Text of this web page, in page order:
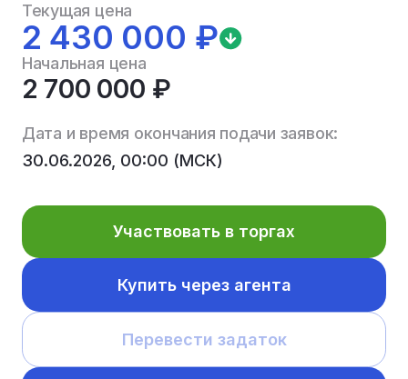
Текущая цена
2 430 000 ₽
Начальная цена
2 700 000 ₽
Дата и время окончания подачи заявок:
30.06.2026, 00:00 (МСК)
Участвовать в торгах
Купить через агента
Перевести задаток